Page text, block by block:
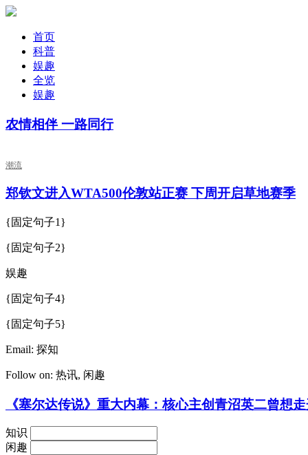
首页
科普
娱趣
全览
娱趣
农情相伴 一路同行
潮流
郑钦文进入WTA500伦敦站正赛 下周开启草地赛季
{固定句子1}
{固定句子2}
娱趣
{固定句子4}
{固定句子5}
Email: 探知
Follow on: 热讯, 闲趣
《塞尔达传说》重大内幕：核心主创青沼英二曾想
知识
闲趣